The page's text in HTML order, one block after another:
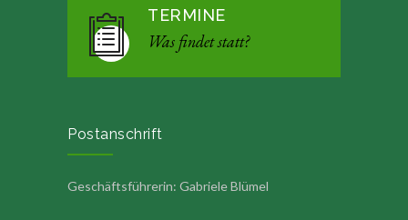
TERMINE
Was findet statt?
Postanschrift
Geschäftsführerin: Gabriele Blümel